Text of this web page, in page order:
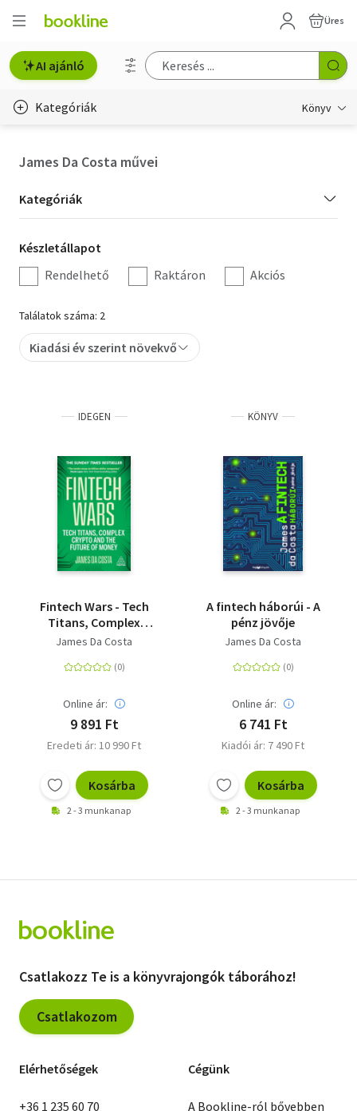
Üres
AI ajánló
Kategóriák Könyv
Hobbi, szabadidő
Irodalom
Művészet
Szakkönyv
Tankönyv, segédkönyv
Társadalomtudomány
Természettudomány
Történelem
James Da Costa művei
Kategória
szűrés
Kategóriák
Készletállapot
szűrés
Készletállapot
Rendelhető
Raktáron Akciós
Találatok száma: 2
Kiadási év szerint növekvő
IDEGEN
Fintech Wars - Tech
Titans, Complex
Crypto and the Future
James Da Costa
Online ár:
9 891 Ft
Eredeti ár: 10 990 Ft
Kosárba
2 - 3 munkanap
KÖNYV
A fintech háborúi - A
pénz jövője
James Da Costa
Online ár:
6 741 Ft
Kiadói ár: 7 490 Ft
Kosárba
2 - 3 munkanap
Csatlakozz Te is a könyvrajongók táborához!
Csatlakozom
Elérhetőségek
+36 1 235 60 70
Cégünk
A Bookline-ról bővebben